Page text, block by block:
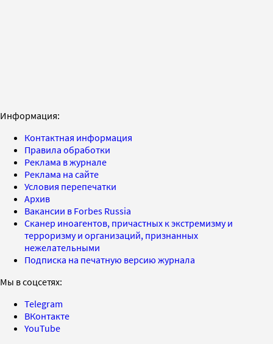
Информация:
Контактная информация
Правила обработки
Реклама в журнале
Реклама на сайте
Условия перепечатки
Архив
Вакансии в Forbes Russia
Сканер иноагентов, причастных к экстремизму и
терроризму и организаций, признанных
нежелательными
Подписка на печатную версию журнала
Мы в соцсетях:
Telegram
ВКонтакте
YouTube